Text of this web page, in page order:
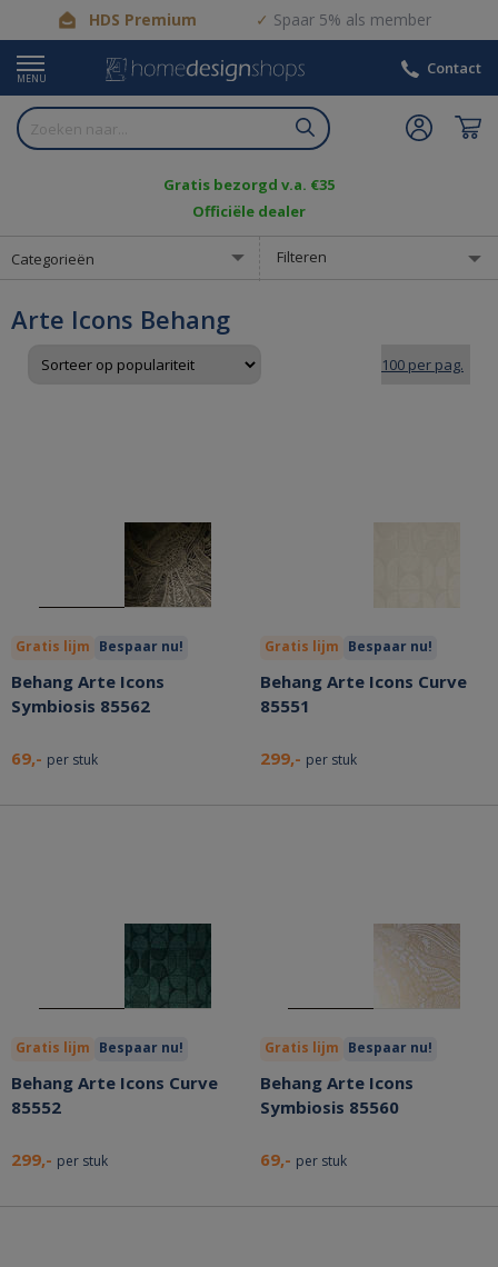
HDS Premium Spaar 5% als member
MENU
Contact
Gratis bezorgd v.a. €35
Officiële dealer
Categorieën Filteren
Arte Icons Behang
Gratis lijm Bespaar nu!
Behang Arte Icons
Symbiosis 85562
69,- per stuk
Gratis lijm Bespaar nu!
Behang Arte Icons Curve
85551
299,- per stuk
Gratis lijm Bespaar nu!
Behang Arte Icons Curve
85552
299,- per stuk
Gratis lijm Bespaar nu!
Behang Arte Icons
Symbiosis 85560
69,- per stuk